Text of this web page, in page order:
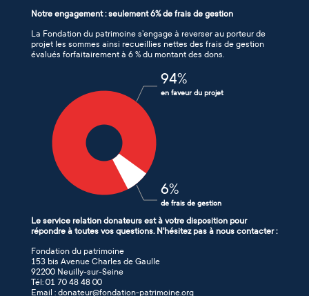
Notre engagement : seulement 6% de frais de gestion
La Fondation du patrimoine s’engage à reverser au porteur de
projet les sommes ainsi recueillies nettes des frais de gestion
évalués forfaitairement à 6 % du montant des dons.
94%
en faveur du projet
6%
de frais de gestion
Le service relation donateurs est à votre disposition pour
répondre à toutes vos questions. N'hésitez pas à nous contacter :
Fondation du patrimoine
153 bis Avenue Charles de Gaulle
92200 Neuilly-sur-Seine
Tél: 01 70 48 48 00
Email : donateur@fondation-patrimoine.org